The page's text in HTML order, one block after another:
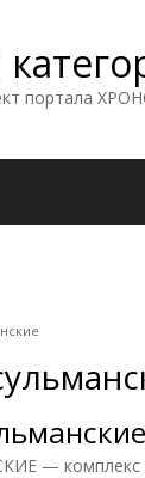
портала
— комплекс